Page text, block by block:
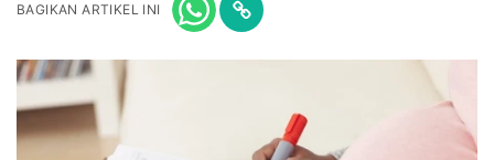
BAGIKAN ARTIKEL INI